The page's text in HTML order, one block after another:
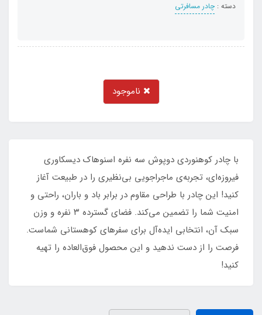
دسته : چادر مسافرتی
ناموجود
با چادر کوهنوردی دوپوش سه نفره اسنوهاک دیسکاوری
فیروزه‌ای، تجربه‌ی ماجراجویی بی‌نظیری را در طبیعت آغاز
کنید! این چادر با طراحی مقاوم در برابر باد و باران، راحتی و
امنیت شما را تضمین می‌کند. فضای گسترده ۳ نفره و وزن
سبک آن، انتخابی ایده‌آل برای سفرهای کوهستانی شماست.
فرصت را از دست ندهید و این محصول فوق‌العاده را تهیه
کنید!